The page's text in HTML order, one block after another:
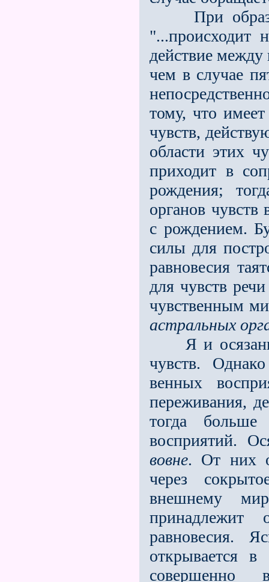
При
"...происходит
действие
чем в случае
тому, что
чувств,
области этих
приходит в
рождения;
органов
с рождением.
силы для
равновесия
для чувств
чувствен­ным
астральных
Я и осязание
чувств.
венных
переживания,
тогда больше
восприятий.
вовне. От них
через
внешнему
принадлежит
равновесия.
открывается
совершенно